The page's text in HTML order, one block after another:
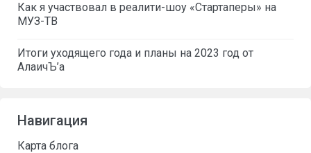
Как я участвовал в реалити-шоу «Стартаперы» на
МУЗ-ТВ
Итоги уходящего года и планы на 2023 год от
АлаичЪ’а
Навигация
Карта блога